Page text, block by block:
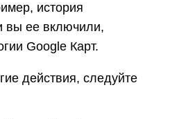
история
вы ее включили,
Google Карт.
действия, следуйте